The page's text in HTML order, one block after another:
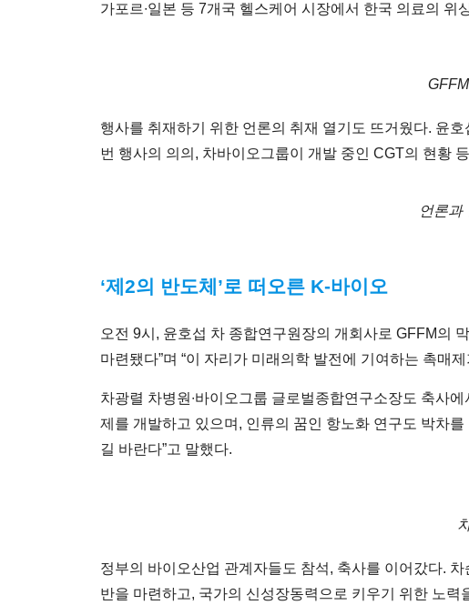
가포르∙일본 등 7개국 헬스케어 시장에서 한국 의료의
행사를 취재하기 위한 언론의 취재 열기도 뜨거웠다. 윤
번 행사의 의의, 차바이오그룹이 개발 중인 CGT의 현황
언론과
‘제2의 반도체’로 떠오른 K-바이오
오전 9시, 윤호섭 차 종합연구원장의 개회사로 GFFM의
마련됐다”며 “이 자리가 미래의학 발전에 기여하는 촉매
차광렬 차병원∙바이오그룹 글로벌종합연구소장도 축사
제를 개발하고 있으며, 인류의 꿈인 항노화 연구도 박차
길 바란다”고 말했다.
정부의 바이오산업 관계자들도 참석, 축사를 이어갔다.
반을 마련하고, 국가의 신성장동력으로 키우기 위한 노력